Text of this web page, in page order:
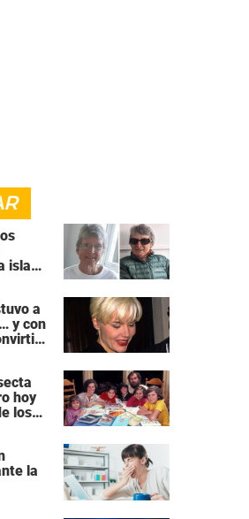
isla
a
y con
hoy
los
la